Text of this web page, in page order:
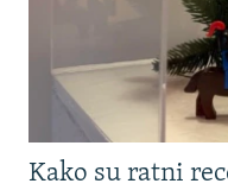
Kako su ratni